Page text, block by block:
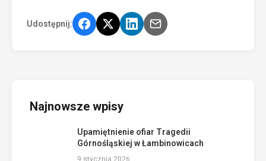
Udostępnij:
Najnowsze wpisy
Upamiętnienie ofiar Tragedii
Górnośląskiej w Łambinowicach
9 stycznia 2026